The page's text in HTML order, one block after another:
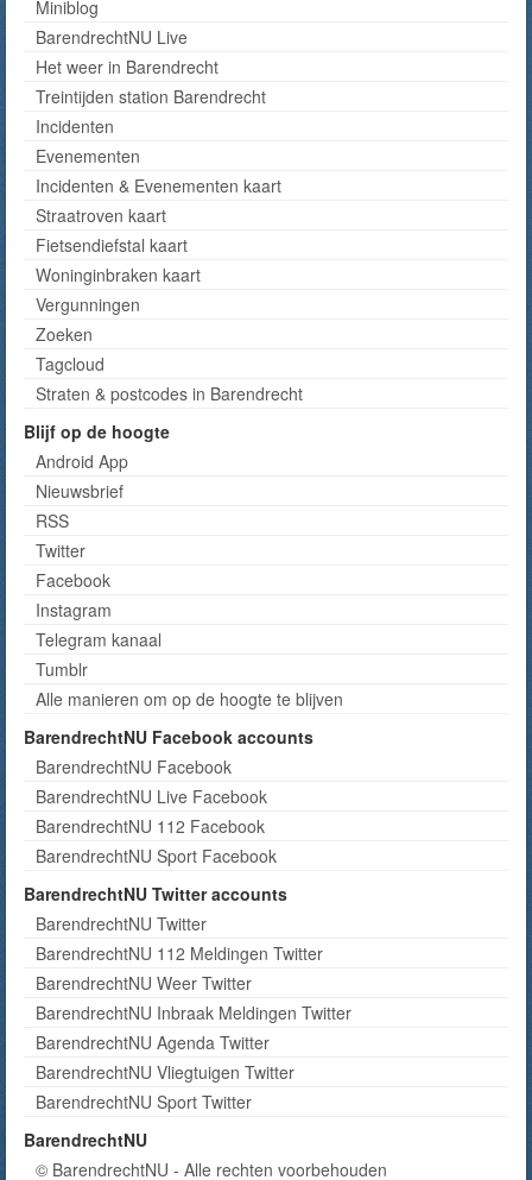
Miniblog
BarendrechtNU Live
Het weer in Barendrecht
Treintijden station Barendrecht
Incidenten
Evenementen
Incidenten & Evenementen kaart
Straatroven kaart
Fietsendiefstal kaart
Woninginbraken kaart
Vergunningen
Zoeken
Tagcloud
Straten & postcodes in Barendrecht
Blijf op de hoogte
Android App
Nieuwsbrief
RSS
Twitter
Facebook
Instagram
Telegram kanaal
Tumblr
Alle manieren om op de hoogte te blijven
BarendrechtNU Facebook accounts
BarendrechtNU Facebook
BarendrechtNU Live Facebook
BarendrechtNU 112 Facebook
BarendrechtNU Sport Facebook
BarendrechtNU Twitter accounts
BarendrechtNU Twitter
BarendrechtNU 112 Meldingen Twitter
BarendrechtNU Weer Twitter
BarendrechtNU Inbraak Meldingen Twitter
BarendrechtNU Agenda Twitter
BarendrechtNU Vliegtuigen Twitter
BarendrechtNU Sport Twitter
BarendrechtNU
© BarendrechtNU - Alle rechten voorbehouden